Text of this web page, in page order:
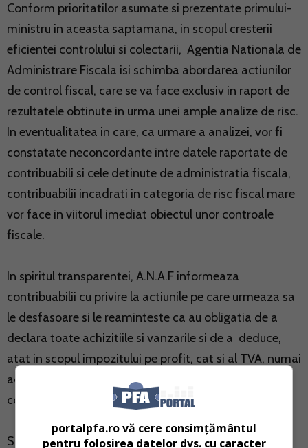
Conform prioritatilor asumate si prezentate primului-
ministru in aceasta saptamana, in scopul cresterii
eficientei controlului si colectarii, Agentia Nationala de
Administrare Fiscala isi schimba abordarea actiunilor
de control fiscal, care se va face exclusiv in raport de
rezultatele obtinute in urma unei ample analize de risc.
In eventualitatea in care, ca urmare a analizei, vor fi
constatate neconcordante intre datele raportate de
contribuabili si cele detinute de administratia fiscala,
contribuabilii incadrati in categoria de risc fiscal mare
vor face in viitorul imediat obiectul unor controale
fiscale.
In spiritul transparentei, A.N.A.F informeaza
contribuabilii cu privire la actiunile pe care urmeaza sa
le desfasoare si le reaminteste ca au obligatia de a
declara toate achizitiile si vanzarile si de a deduce,
atat in scopul impozitului pe profit, cat si al TVA, numai
acele sume aferente tranzactiilor la care au dreptul
conform normelor legale.
Scopul este acela de a permite contribuabililor luarea
portalpfa.ro vă cere consimțământul
pentru folosirea datelor dvs. cu caracter